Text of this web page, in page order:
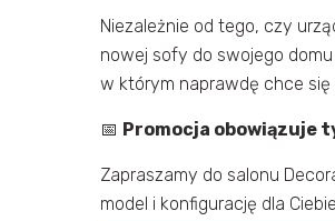
Niezależnie od tego, czy
nowej sofy do swojego
w którym naprawdę chce się
📅 Promocja obowiązuje
Zapraszamy do salonu
model i konfigurację dla Ciebie.